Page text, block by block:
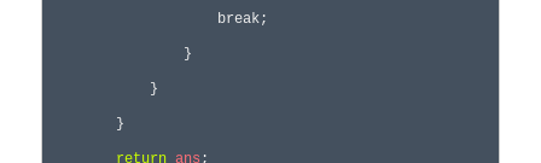
                    break;
                }
            }
        }
return ans ;